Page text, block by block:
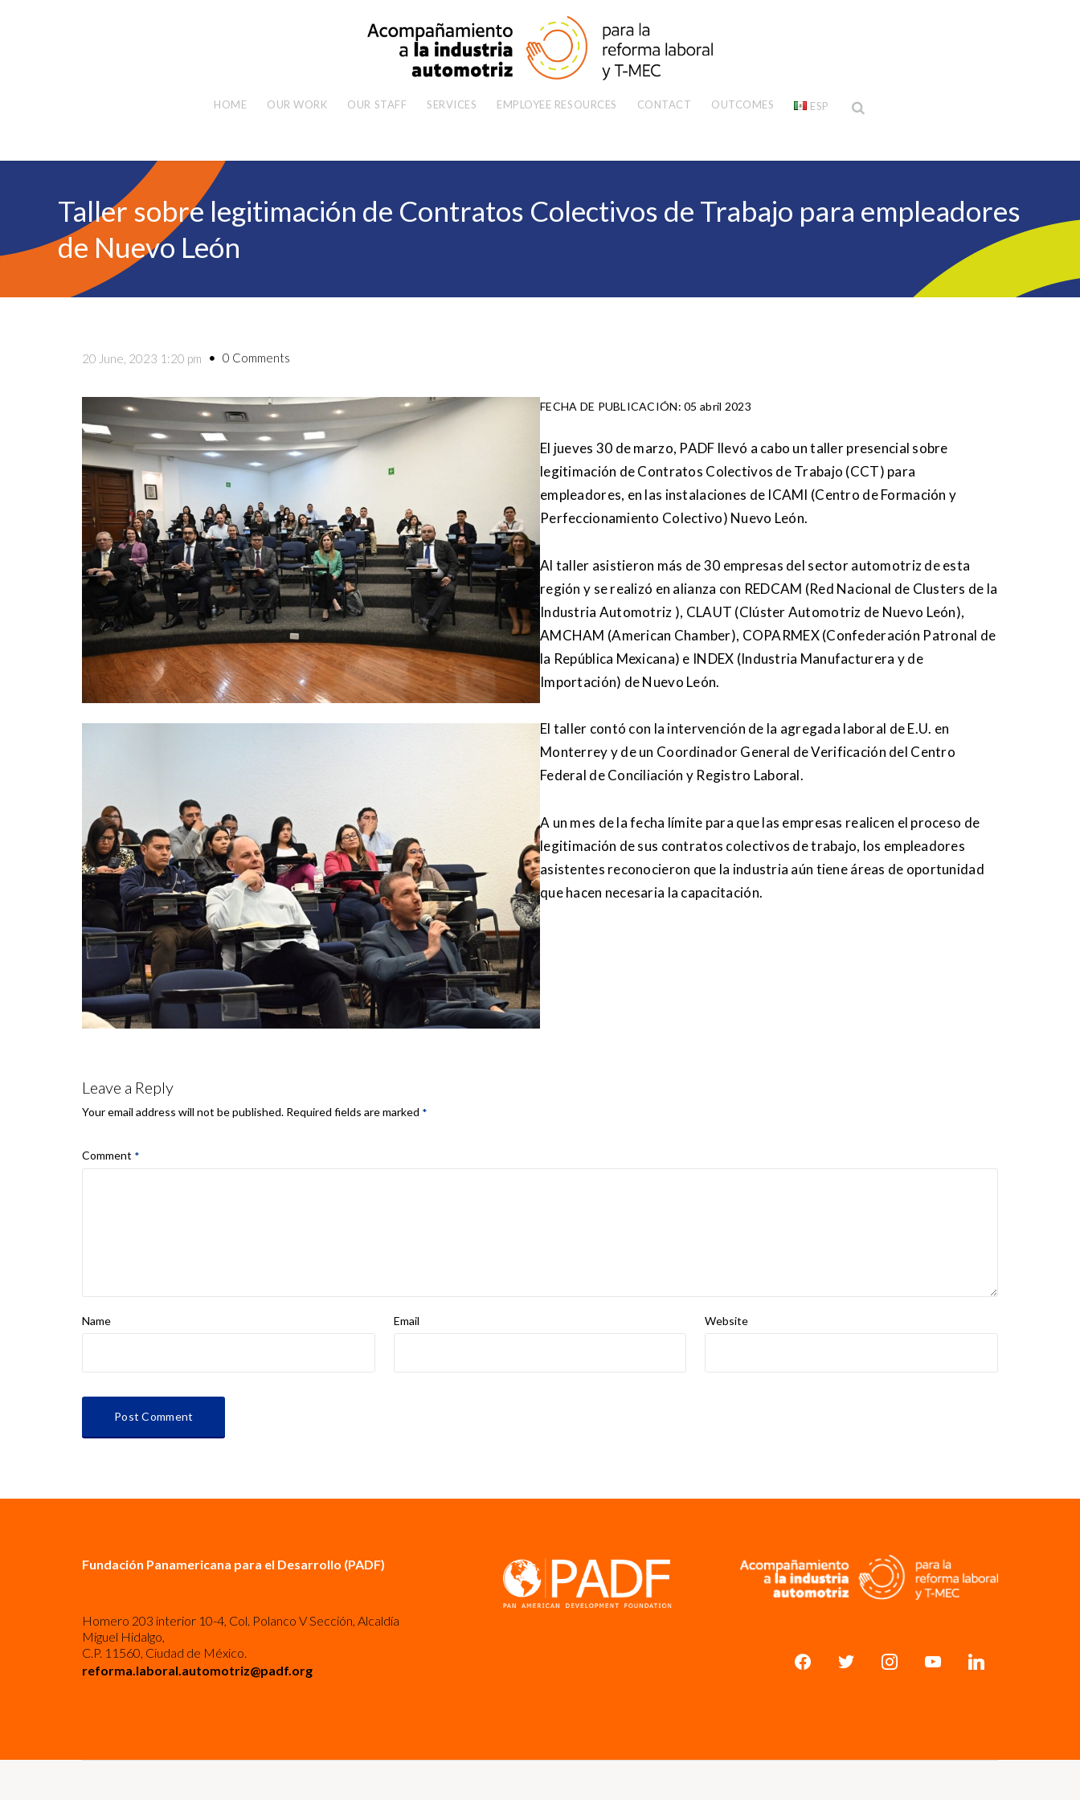
HOME OUR WORK OUR STAFF SERVICES EMPLOYEE RESOURCES CONTACT OUTCOMES ESP
Taller sobre legitimación de Contratos Colectivos de Trabajo para empleadores
de Nuevo León
20 June, 2023 1:20 pm 0 Comments
FECHA DE PUBLICACIÓN: 05 abril 2023
El jueves 30 de marzo, PADF llevó a cabo un taller presencial sobre
legitimación de Contratos Colectivos de Trabajo (CCT) para
empleadores, en las instalaciones de ICAMI (Centro de Formación y
Perfeccionamiento Colectivo) Nuevo León.
Al taller asistieron más de 30 empresas del sector automotriz de esta
región y se realizó en alianza con REDCAM (Red Nacional de Clusters de la
Industria Automotriz ), CLAUT (Clúster Automotriz de Nuevo León),
AMCHAM (American Chamber), COPARMEX (Confederación Patronal de
la República Mexicana) e INDEX (Industria Manufacturera y de
Importación) de Nuevo León.
El taller contó con la intervención de la agregada laboral de E.U. en
Monterrey y de un Coordinador General de Verificación del Centro
Federal de Conciliación y Registro Laboral.
A un mes de la fecha límite para que las empresas realicen el proceso de
legitimación de sus contratos colectivos de trabajo, los empleadores
asistentes reconocieron que la industria aún tiene áreas de oportunidad
que hacen necesaria la capacitación.
Leave a Reply
Your email address will not be published. Required fields are marked *
Comment *
Name Email Website
Fundación Panamericana para el Desarrollo (PADF)
Homero 203 interior 10-4, Col. Polanco V Sección, Alcaldía
Miguel Hidalgo,
C.P. 11560, Ciudad de México.
reforma.laboral.automotriz@padf.org